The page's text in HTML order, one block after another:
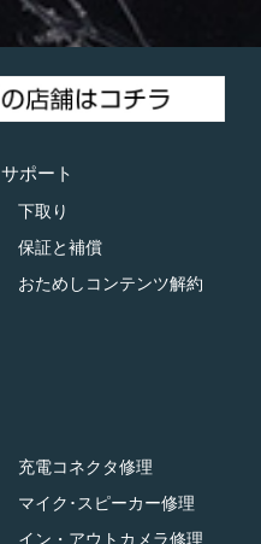
サポート
下取り
保証と補償
おためしコンテンツ解約
充電コネクタ修理
マイク･スピーカー修理
イン・アウトカメラ修理